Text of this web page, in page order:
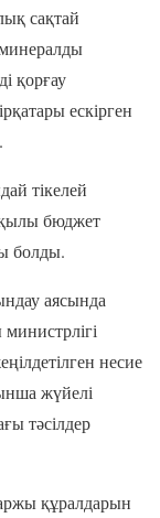
сақтай
қорғау
ескірген
тікелей
бюджет
болды.
аясында
несие
жүйелі
тәсілдер
құралдарын